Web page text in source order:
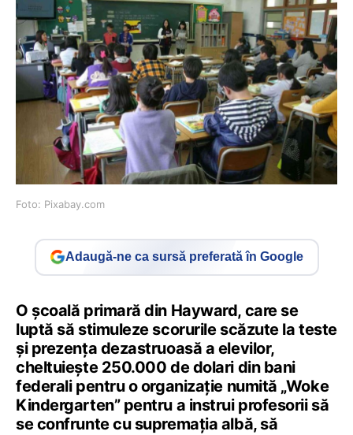
Foto: Pixabay.com
Adaugă-ne ca sursă preferată în Google
O școală primară din Hayward, care se
luptă să stimuleze scorurile scăzute la teste
și prezența dezastruoasă a elevilor,
cheltuiește 250.000 de dolari din bani
federali pentru o organizație numită „Woke
Kindergarten” pentru a instrui profesorii să
se confrunte cu supremația albă, să